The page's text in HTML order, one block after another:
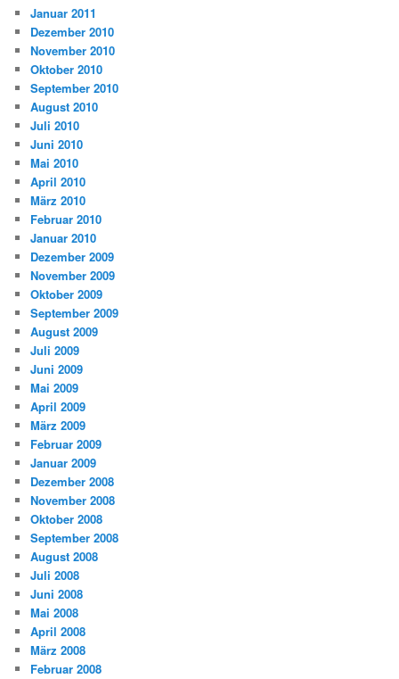
Januar 2011
Dezember 2010
November 2010
Oktober 2010
September 2010
August 2010
Juli 2010
Juni 2010
Mai 2010
April 2010
März 2010
Februar 2010
Januar 2010
Dezember 2009
November 2009
Oktober 2009
September 2009
August 2009
Juli 2009
Juni 2009
Mai 2009
April 2009
März 2009
Februar 2009
Januar 2009
Dezember 2008
November 2008
Oktober 2008
September 2008
August 2008
Juli 2008
Juni 2008
Mai 2008
April 2008
März 2008
Februar 2008